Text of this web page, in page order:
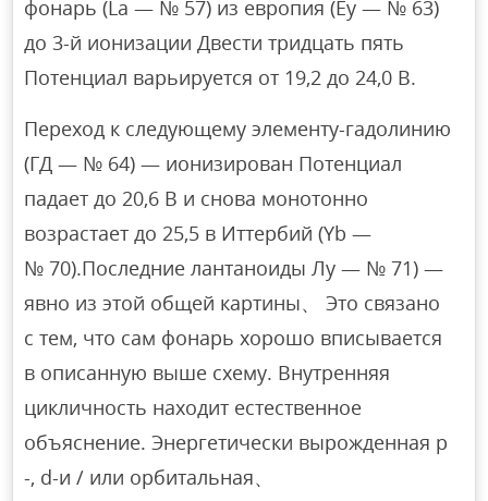
фонарь (La — № 57) из европия (Ey — № 63)
до 3-й ионизации Двести тридцать пять
Потенциал варьируется от 19,2 до 24,0 В.
Переход к следующему элементу-гадолинию
(ГД — № 64) — ионизирован Потенциал
падает до 20,6 В и снова монотонно
возрастает до 25,5 в Иттербий (Yb —
№ 70).Последние лантаноиды Лу — № 71) —
явно из этой общей картины、 Это связано
с тем, что сам фонарь хорошо вписывается
в описанную выше схему. Внутренняя
цикличность находит естественное
объяснение. Энергетически вырожденная p
-, d-и / или орбитальная、